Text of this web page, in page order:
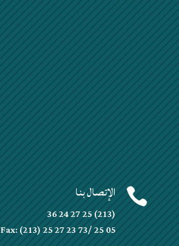
 الإتصال بنا
(213) 25 27 24 36
Fax: (213) 25 27 23 73/ 25 05